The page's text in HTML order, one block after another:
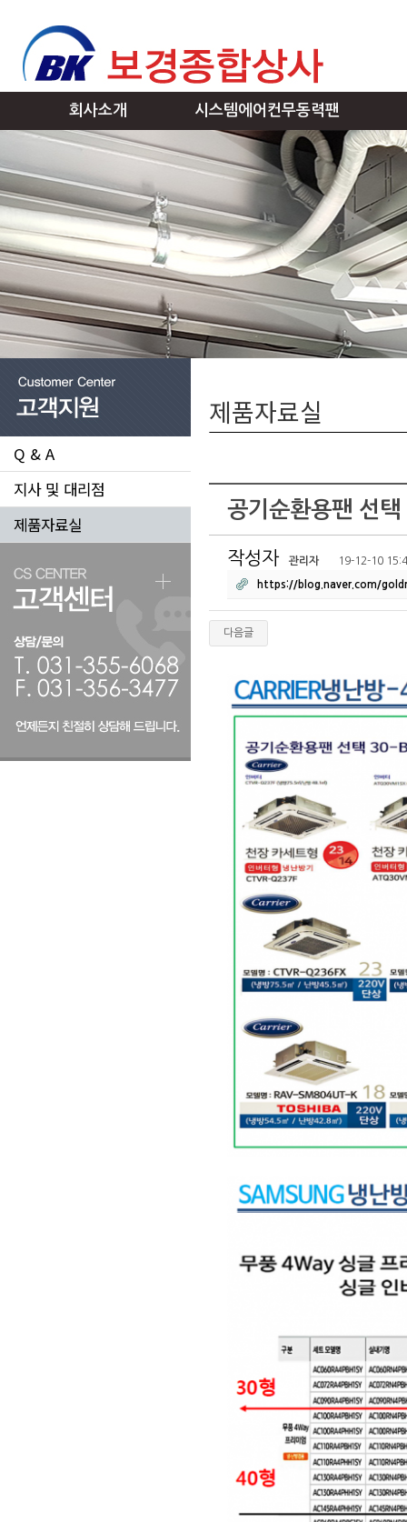
회사소개 시스템에어컨무동력팬
Q & A
지사 및 대리점
제품자료실
제품자료실
공기순환용팬 선
작성자 관리자 19-12-10
https://blog.naver.com/
다음글